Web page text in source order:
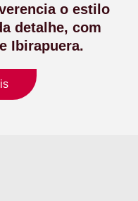
o estilo
detalhe, com
Ibirapuera.